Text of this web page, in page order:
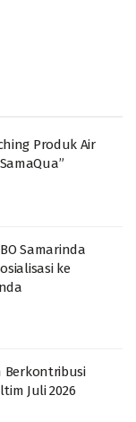
Produk Air
Samarinda
ke
Berkontribusi
Juli 2026